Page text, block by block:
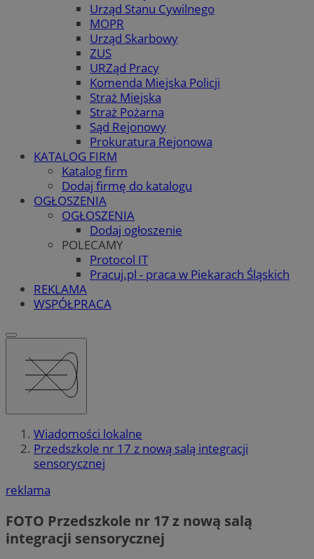
Urząd Stanu Cywilnego
MOPR
Urząd Skarbowy
ZUS
URZąd Pracy
Komenda Miejska Policji
Straż Miejska
Straż Pożarna
Sąd Rejonowy
Prokuratura Rejonowa
KATALOG FIRM
Katalog firm
Dodaj firmę do katalogu
OGŁOSZENIA
OGŁOSZENIA
Dodaj ogłoszenie
POLECAMY
Protocol IT
Pracuj.pl - praca w Piekarach Śląskich
REKLAMA
WSPÓŁPRACA
Wiadomości lokalne
Przedszkole nr 17 z nową salą integracji
sensorycznej
reklama
FOTO Przedszkole nr 17 z nową salą
integracji sensorycznej